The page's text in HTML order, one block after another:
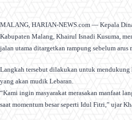
MALANG, HARIAN-NEWS.com — Kepala
Kabupaten Malang, Khairul Isnadi Kusuma,
jalan utama ditargetkan rampung sebelum
Langkah tersebut dilakukan untuk mendukung
yang akan mudik Lebaran.
“Kami ingin masyarakat merasakan manfaat
saat momentum besar seperti Idul Fitri,” ujar